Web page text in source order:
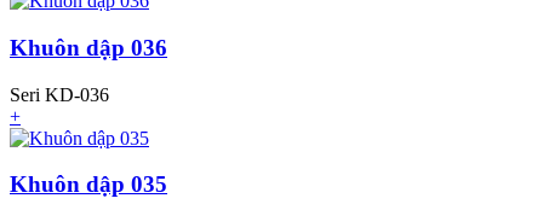
Khuôn dập 036
Seri KD-036
+
Khuôn dập 035